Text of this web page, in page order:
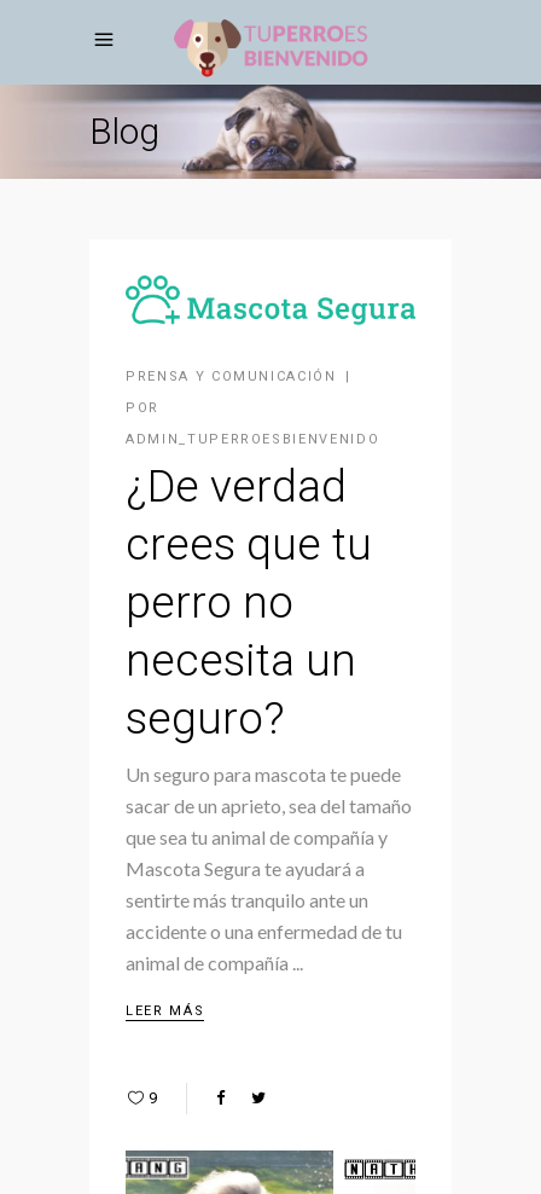
Blog
PRENSA Y COMUNICACIÓN
POR
ADMIN_TUPERROESBIENVENIDO
¿De verdad
crees que tu
perro no
necesita un
seguro?
Un seguro para mascota te puede
sacar de un aprieto, sea del tamaño
que sea tu animal de compañía y
Mascota Segura te ayudará a
sentirte más tranquilo ante un
accidente o una enfermedad de tu
animal de compañía
LEER MÁS
9